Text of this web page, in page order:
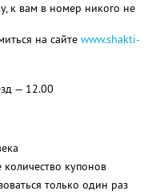
к вам в номер никого не
на сайте www.shakti-
— 12.00
купонов
только один раз